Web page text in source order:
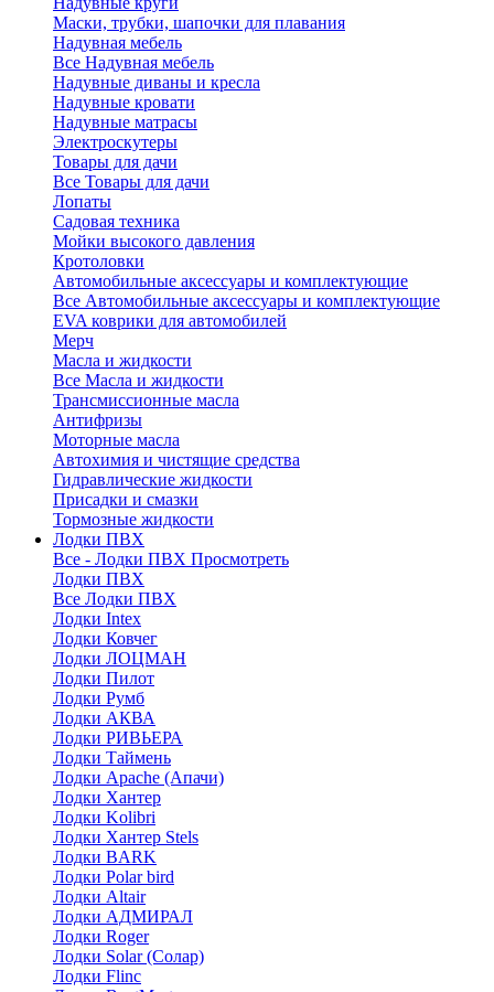
Маски, трубки, шапочки для плавания
Надувная мебель
Все Надувная мебель
Надувные диваны и кресла
Надувные кровати
Надувные матрасы
Электроскутеры
Товары для дачи
Все Товары для дачи
Лопаты
Садовая техника
Мойки высокого давления
Кротоловки
Автомобильные аксессуары и комплектующие
Все Автомобильные аксессуары и комплектующие
EVA коврики для автомобилей
Мерч
Масла и жидкости
Все Масла и жидкости
Трансмиссионные масла
Антифризы
Моторные масла
Автохимия и чистящие средства
Гидравлические жидкости
Присадки и смазки
Тормозные жидкости
Лодки ПВХ
Все - Лодки ПВХ Просмотреть
Лодки ПВХ
Все Лодки ПВХ
Лодки Intex
Лодки Ковчег
Лодки ЛОЦМАН
Лодки Пилот
Лодки Румб
Лодки АКВА
Лодки РИВЬЕРА
Лодки Таймень
Лодки Apache (Апачи)
Лодки Хантер
Лодки Kolibri
Лодки Хантер Stels
Лодки BARK
Лодки Polar bird
Лодки Altair
Лодки АДМИРАЛ
Лодки Roger
Лодки Solar (Солар)
Лодки Flinc